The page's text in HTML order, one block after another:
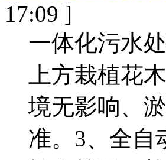
17:09 ]
一体化污水
上方栽植花
境无影响、
准。3、全自